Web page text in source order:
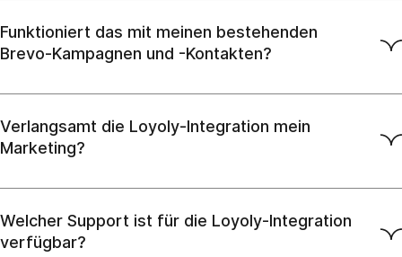
Funktioniert das mit meinen bestehenden
Brevo-Kampagnen und -Kontakten?
Verlangsamt die Loyoly-Integration mein
Marketing?
Welcher Support ist für die Loyoly-Integration
verfügbar?